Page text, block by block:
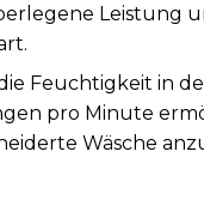
Leistung
Feuchtigkeit in
pro Minute
Wäsche